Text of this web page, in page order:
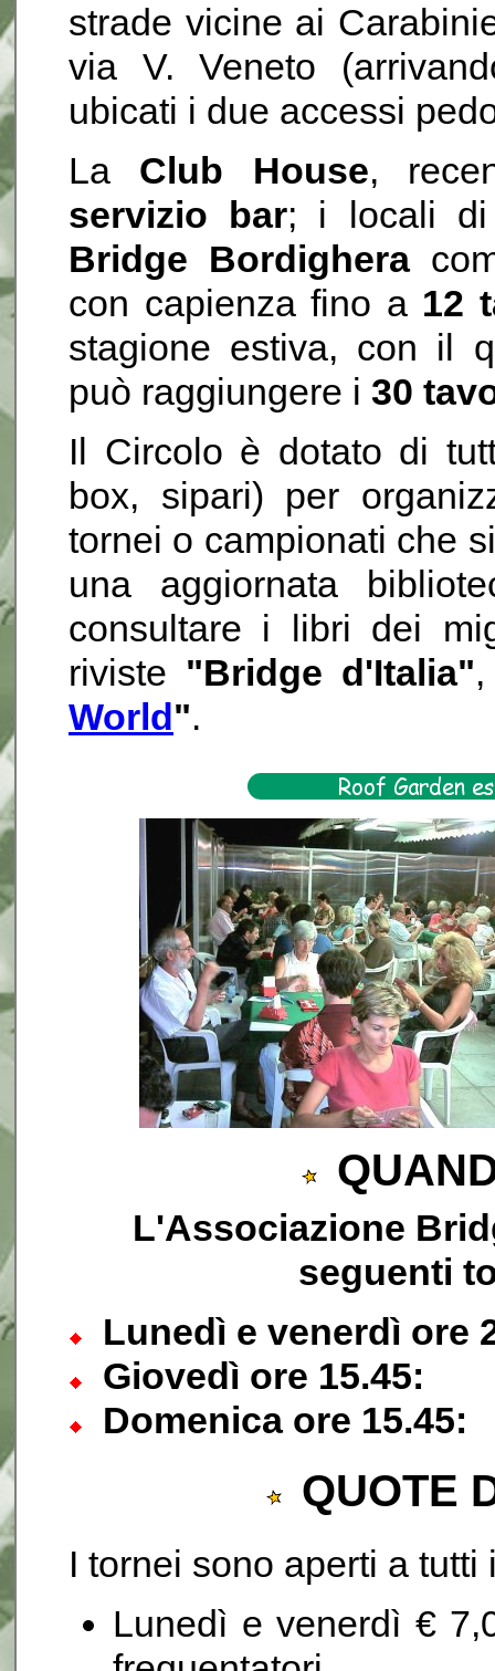
strade vicine ai
via V. Veneto
ubicati i due accessi
La Club House,
servizio bar; i locali di
Bridge Bordighera
con capienza fino a 12
stagione estiva, con il
può raggiungere i 30
Il Circolo è dotato di
box, sipari) per
tornei o campionati che
una aggiornata
consultare i libri dei
riviste "Bridge d'Italia"
World".
L'Associazione
seguenti
Lunedì e venerdì ore
Giovedì ore 15.45:
Domenica ore 15.45:
QUOTE
I tornei sono aperti a tutti
Lunedì e venerdì €